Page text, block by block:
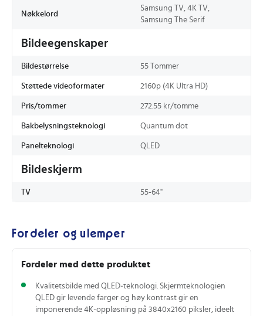
Nøkkelord
Samsung TV, 4K TV,
Samsung The Serif
Bildeegenskaper
Bildestørrelse 55 Tommer
Støttede videoformater 2160p (4K Ultra HD)
Pris/tommer 272.55 kr/tomme
Bakbelysningsteknologi Quantum dot
Panelteknologi QLED
Bildeskjerm
TV 55-64"
Fordeler og ulemper
Fordeler med dette produktet
Kvalitetsbilde med QLED‑teknologi. Skjermteknologien
QLED gir levende farger og høy kontrast gir en
imponerende 4K‑oppløsning på 3840x2160 piksler, ideelt